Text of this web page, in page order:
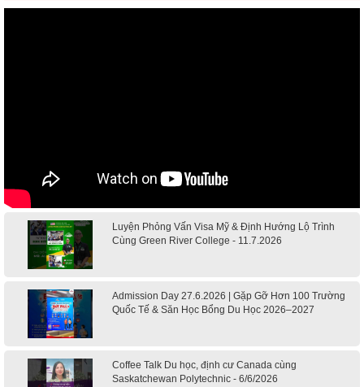
Luyện Phỏng Vấn Visa Mỹ & Định Hướng Lộ Trình
Cùng Green River College - 11.7.2026
Admission Day 27.6.2026 | Gặp Gỡ Hơn 100 Trường
Quốc Tế & Săn Học Bổng Du Học 2026–2027
Coffee Talk Du học, định cư Canada cùng
Saskatchewan Polytechnic - 6/6/2026